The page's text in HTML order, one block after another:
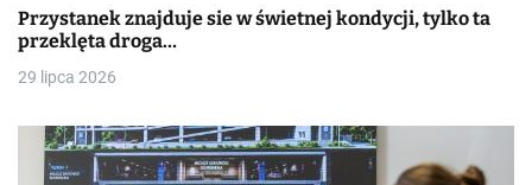
Przystanek znajduje sie w świetnej kondycji, tylko ta
przeklęta droga…
29 lipca 2026